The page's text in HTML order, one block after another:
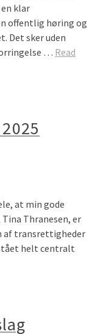
klar
offentlig høring og
Det sker uden
… Read
at min gode
Thranesen, er
af transrettigheder
helt centralt